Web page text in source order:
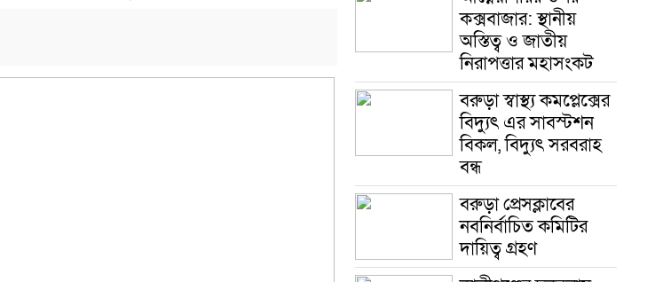
কক্সবাজার: স্থানীয়
অস্তিত্ব ও জাতীয়
নিরাপত্তার মহাসংকট
বরুড়া স্বাস্থ্য কমপ্লেক্সের
বিদ্যুৎ এর সাবস্টশন
বিকল, বিদ্যুৎ সরবরাহ
বন্ধ
বরুড়া প্রেসক্লাবের
নবনির্বাচিত কমিটির
দায়িত্ব গ্রহণ